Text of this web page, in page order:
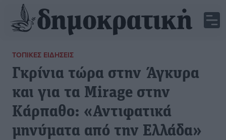
ΤΟΠΙΚΈΣ ΕΙΔΉΣΕΙΣ
Γκρίνια τώρα στην Άγκυρα
και για τα Mirage στην
Κάρπαθο: «Αντιφατικά
μηνύματα από την Ελλάδα»